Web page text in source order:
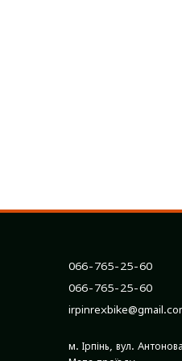
066-765-25-60
066-765-25-60
м. Ірпінь, вул.